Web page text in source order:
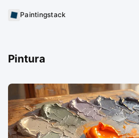
Paintingstack
Pintura